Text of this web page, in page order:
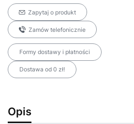
Zapytaj o produkt
Zamów telefonicznie
Formy dostawy i płatności
Dostawa od 0 zł!
Opis